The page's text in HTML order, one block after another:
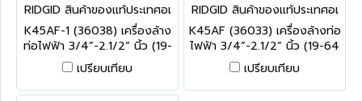
RIDGID สินค้าของแท้ประเทศอเ
มริกา K45AF-1 (36038)
K45AF-1 (36038) เครื่องล้าง
ท่อไฟฟ้า 3/4”-2.1/2” นิ้ว (19-
64 มม.) พร้อมสายเคเบิ้ล C-1IC
+ หัวหางหมู 5/16” ยาว 25 ฟุต
+ กล่องเครื่องมือ AUTOFEED
เปรียบเทียบ
RIDGID สินค้าของแท้ประเทศอเ
มริกา K45AF (36033)
K45AF (36033) เครื่องล้างท่อ
ไฟฟ้า 3/4”-2.1/2” นิ้ว (19-64
มม.) พร้อมสายเคเบิล C-1IC
และหัวหางหมู 5/16” ยาว 25
ฟุต AUTOFEED ริดยิท
เปรียบเทียบ